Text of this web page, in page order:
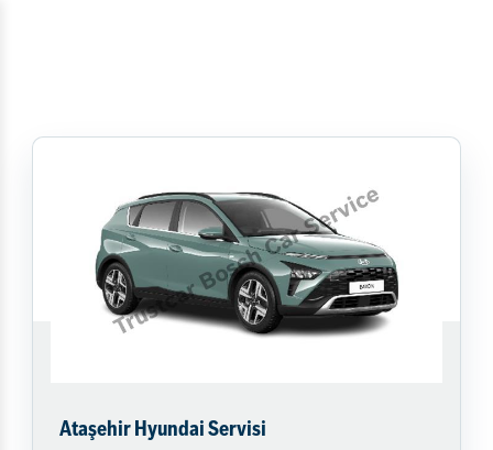
Ataşehir Hyundai Servisi